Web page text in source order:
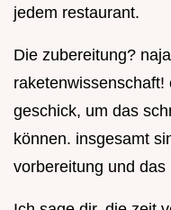
jedem restaurant.
Die zubereitung?
geschick, um das
können. insgesamt
vorbereitung und das